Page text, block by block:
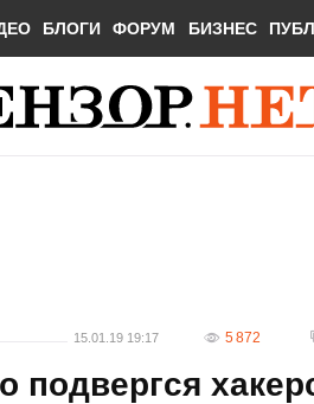
БЛОГИ ФОРУМ БИЗНЕС
15.01.19 19:17 5 872
подвергся